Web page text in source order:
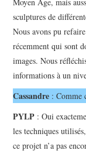
Moyen Age, mais
sculptures de
Nous avons pu
récemment qui sont
images. Nous
informations à un
Cassandre : Comme
PYLP : Oui
les techniques
ce projet n’a pas